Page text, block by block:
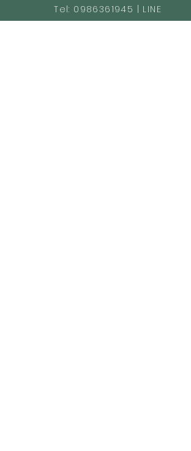
Tel: 0986361945 | LINE